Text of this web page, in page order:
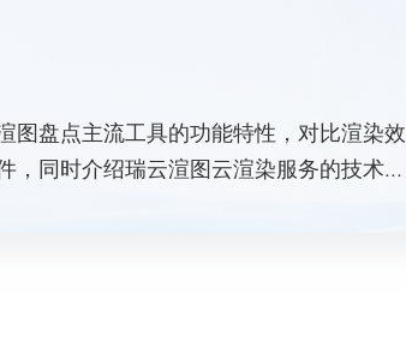
图盘点主流工具的功能特性，对比渲染效
，同时介绍瑞云渲图云渲染服务的技术优